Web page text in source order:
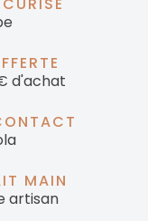
d'achat
MAIN
artisan